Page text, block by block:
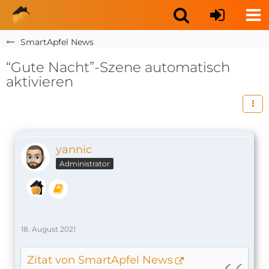
SmartApfel News
“Gute Nacht”-Szene automatisch
aktivieren
yannic
Administrator
18. August 2021
Zitat von SmartApfel News